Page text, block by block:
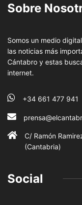
Sobre
Somos un medio
las noticias más
Cántabro y estas
internet.
+34 661 477 941
C/ Ramón
(Cantabria)
Social